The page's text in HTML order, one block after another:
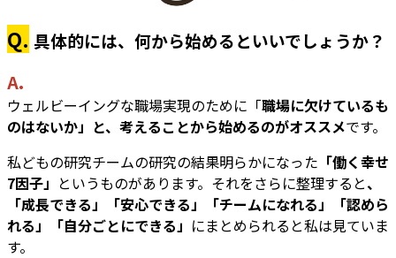
Q. 具体的には、何から始めるといいでしょうか？
A.
ウェルビーイングな職場実現のために「職場に欠けているも
のはないか」と、考えることから始めるのがオススメです。
私どもの研究チームの研究の結果明らかになった 「働く幸せ
7因子」 というものがあります。それをさらに整理すると、
「成長できる」「安心できる」「チームになれる」「認めら
れる」「自分ごとにできる」 にまとめられると私は見ていま
す。